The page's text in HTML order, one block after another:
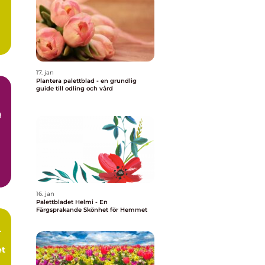
17. jan
Plantera palettblad - en grundlig
guide till odling och vård
16. jan
Palettbladet Helmi - En
Färgsprakande Skönhet för Hemmet